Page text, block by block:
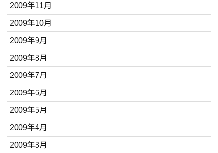
2009年11月
2009年10月
2009年9月
2009年8月
2009年7月
2009年6月
2009年5月
2009年4月
2009年3月